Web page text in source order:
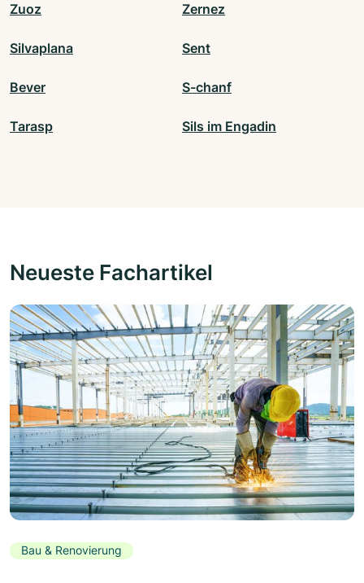
Zuoz Zernez
Silvaplana Sent
Bever S-chanf
Tarasp Sils im Engadin
Neueste Fachartikel
Bau & Renovierung